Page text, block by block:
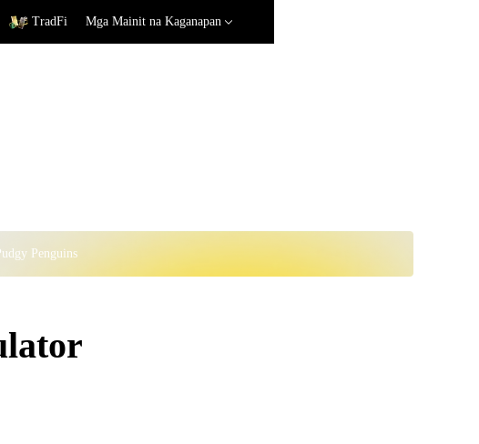
TradFi Mga Mainit na Kaganapan
Penguins